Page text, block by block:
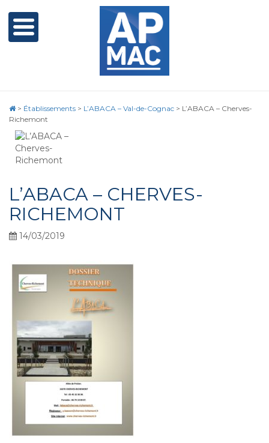
> Établissements > L’ABACA – Val-de-Cognac > L’ABACA – Cherves-
Richemont
L’ABACA – CHERVES-
RICHEMONT
14/03/2019